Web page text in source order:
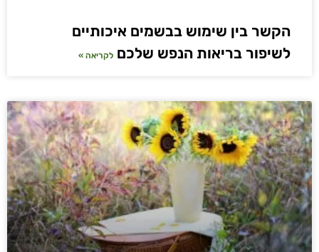
הקשר בין שימוש בבשמים איכותיים
לשיפור בריאות הנפש שלכם לקריאה »